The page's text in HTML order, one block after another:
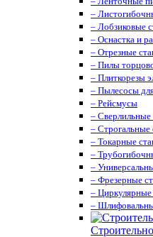
–
– Лобзиковые
– Оснастка и
– Отрезные
– Пилы
– Плиткорезы
– Пылесосы
– Рейсмусы
– Сверлильные
– Строгальные
– Токарные
–
–
– Фрезерные
– Циркулярные
–